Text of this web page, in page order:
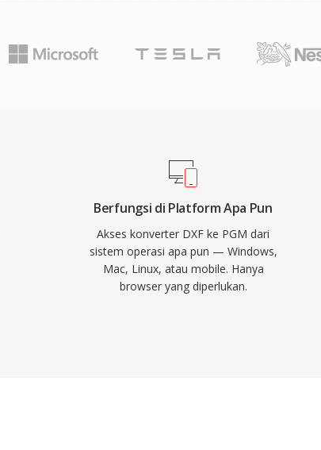
Berfungsi di Platform Apa Pun
Akses konverter DXF ke PGM dari
sistem operasi apa pun — Windows,
Mac, Linux, atau mobile. Hanya
browser yang diperlukan.